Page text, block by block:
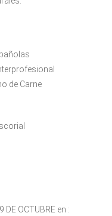
de Carne
DE OCTUBRE en :